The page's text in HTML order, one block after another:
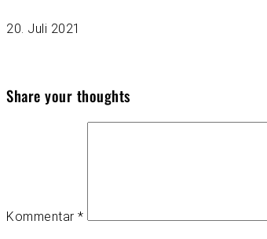
20. Juli 2021
Share your thoughts
Kommentar *